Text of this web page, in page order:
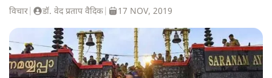
विचार डॉ. वेद प्रताप वैदिक 17 NOV, 2019